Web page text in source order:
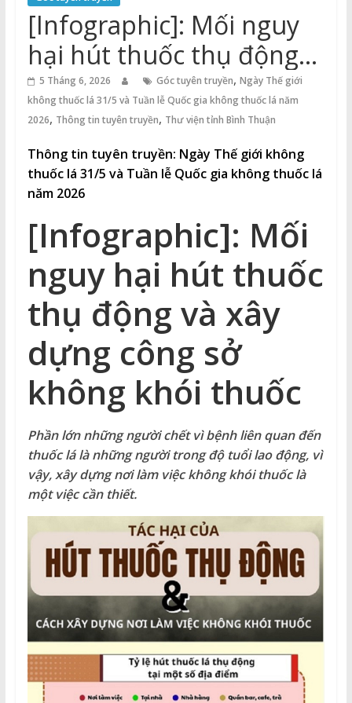
Thuận
Cổng
Vào
Tri
Thức
[Infographic]: Mối nguy
hại hút thuốc thụ động
và xây dựng công sở
không khói thuốc
5 Tháng 6, 2026 Góc tuyên truyền, Ngày Thế giới
không thuốc lá 31/5 và Tuần lễ Quốc gia không thuốc lá năm
2026, Thông tin tuyên truyền, Thư viện tỉnh Bình Thuận
Thông tin tuyên truyền: Ngày Thế giới không
thuốc lá 31/5 và Tuần lễ Quốc gia không thuốc lá
năm 2026
[Infographic]: Mối
nguy hại hút thuốc
thụ động và xây
dựng công sở
không khói thuốc
Phần lớn những người chết vì bệnh liên quan đến
thuốc lá là những người trong độ tuổi lao động, vì
vậy, xây dựng nơi làm việc không khói thuốc là
một việc cần thiết.